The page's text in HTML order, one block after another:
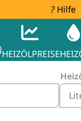
Hilfe
HEIZÖLPREISE